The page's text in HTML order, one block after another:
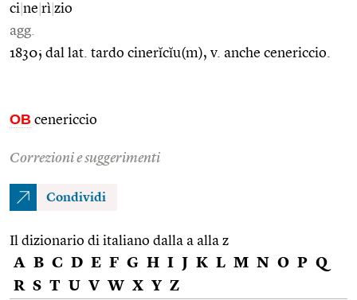
ci ne rì zio
agg.
1830; dal lat. tardo cinerĭcĭu(m), v. anche cenericcio.
OB cenericcio
Correzioni e suggerimenti
Condividi
Il dizionario di italiano dalla a alla z
A B C D E F G H I J K L M N O P Q
R S T U V W X Y Z